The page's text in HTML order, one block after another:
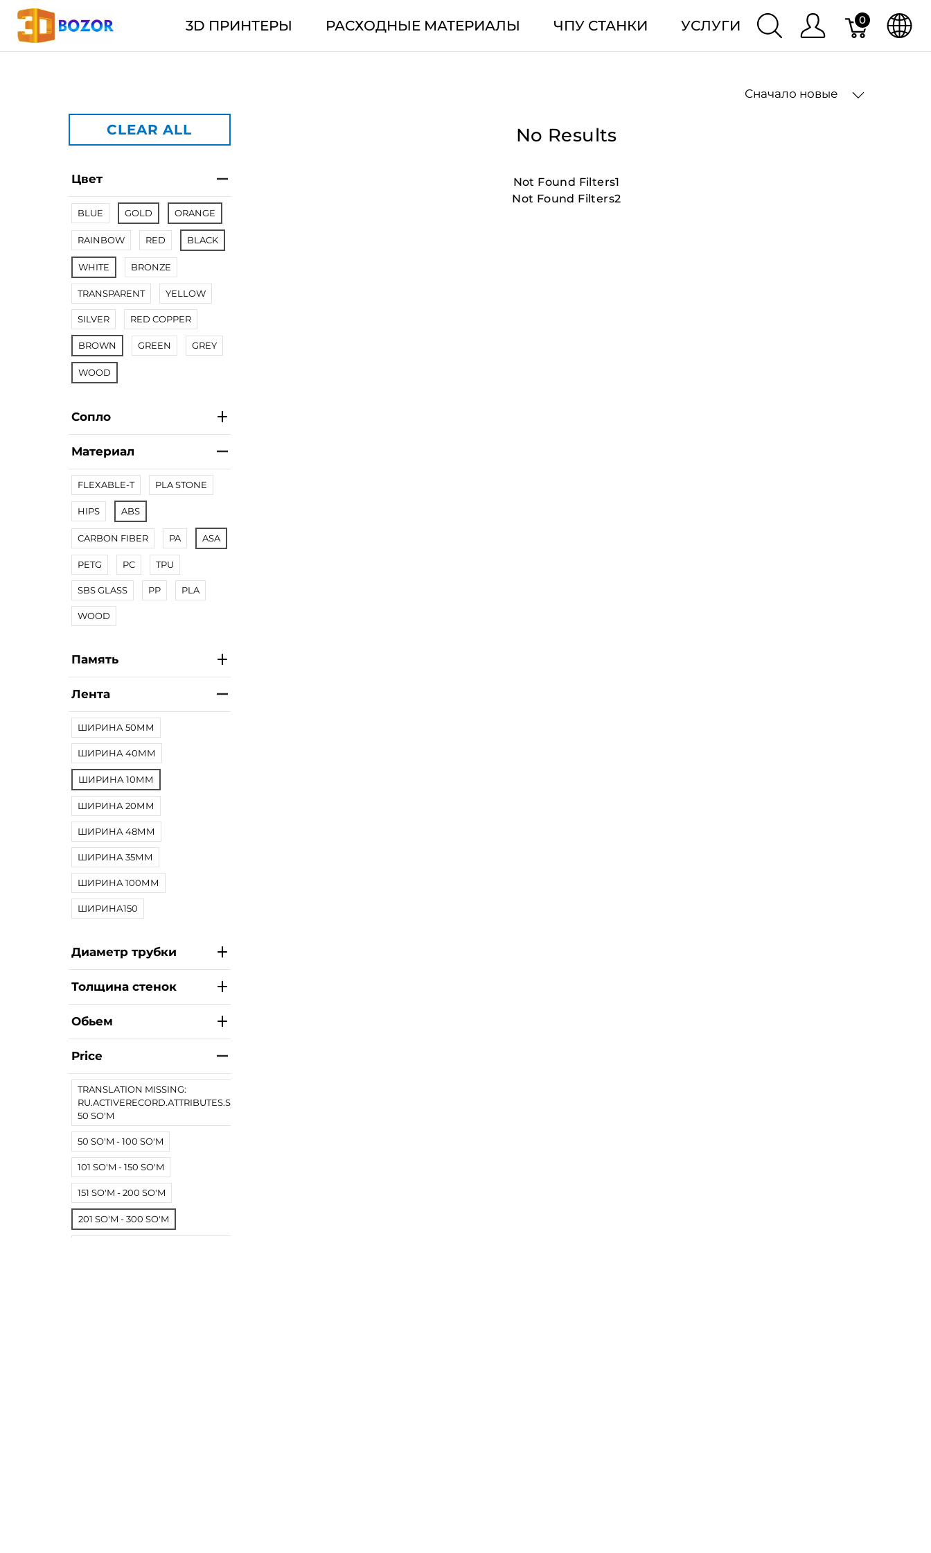
3D ПРИНТЕРЫ РАСХОДНЫЕ МАТЕРИАЛЫ ЧПУ СТАНКИ УСЛУГИ 0
Сначало новые
CLEAR ALL
Цвет
BLUE GOLD ORANGE
RAINBOW RED BLACK
WHITE BRONZE
TRANSPARENT YELLOW
SILVER RED COPPER
BROWN GREEN GREY
WOOD
Сопло
Материал
FLEXABLE-T PLA STONE
HIPS ABS
CARBON FIBER PA ASA
PETG PC TPU
SBS GLASS PP PLA
WOOD
Память
Лента
ШИРИНА 50ММ
ШИРИНА 40ММ
ШИРИНА 10ММ
ШИРИНА 20ММ
ШИРИНА 48ММ
ШИРИНА 35ММ
ШИРИНА 100ММ
ШИРИНА150
Диаметр трубки
Толщина стенок
Обьем
Price
TRANSLATION MISSING:
RU.ACTIVERECORD.ATTRIBUTES.SPREE/PRODUCT.LESS_THAN
50 SO'M
50 SO'M - 100 SO'M
101 SO'M - 150 SO'M
151 SO'M - 200 SO'M
201 SO'M - 300 SO'M
No Results
Not Found Filters1
Not Found Filters2